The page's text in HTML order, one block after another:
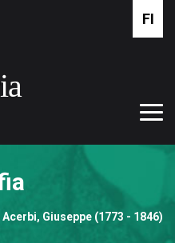
FI
Acerbi, Giuseppe (1773 - 1846)